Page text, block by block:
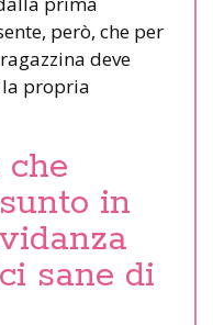
però, che per
deve
la propria
in
sane di